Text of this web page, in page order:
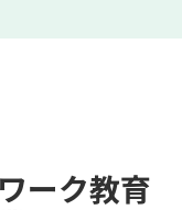
ーク教育